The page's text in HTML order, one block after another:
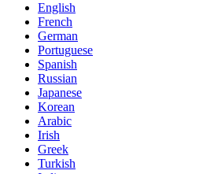
English
French
German
Portuguese
Spanish
Russian
Japanese
Korean
Arabic
Irish
Greek
Turkish